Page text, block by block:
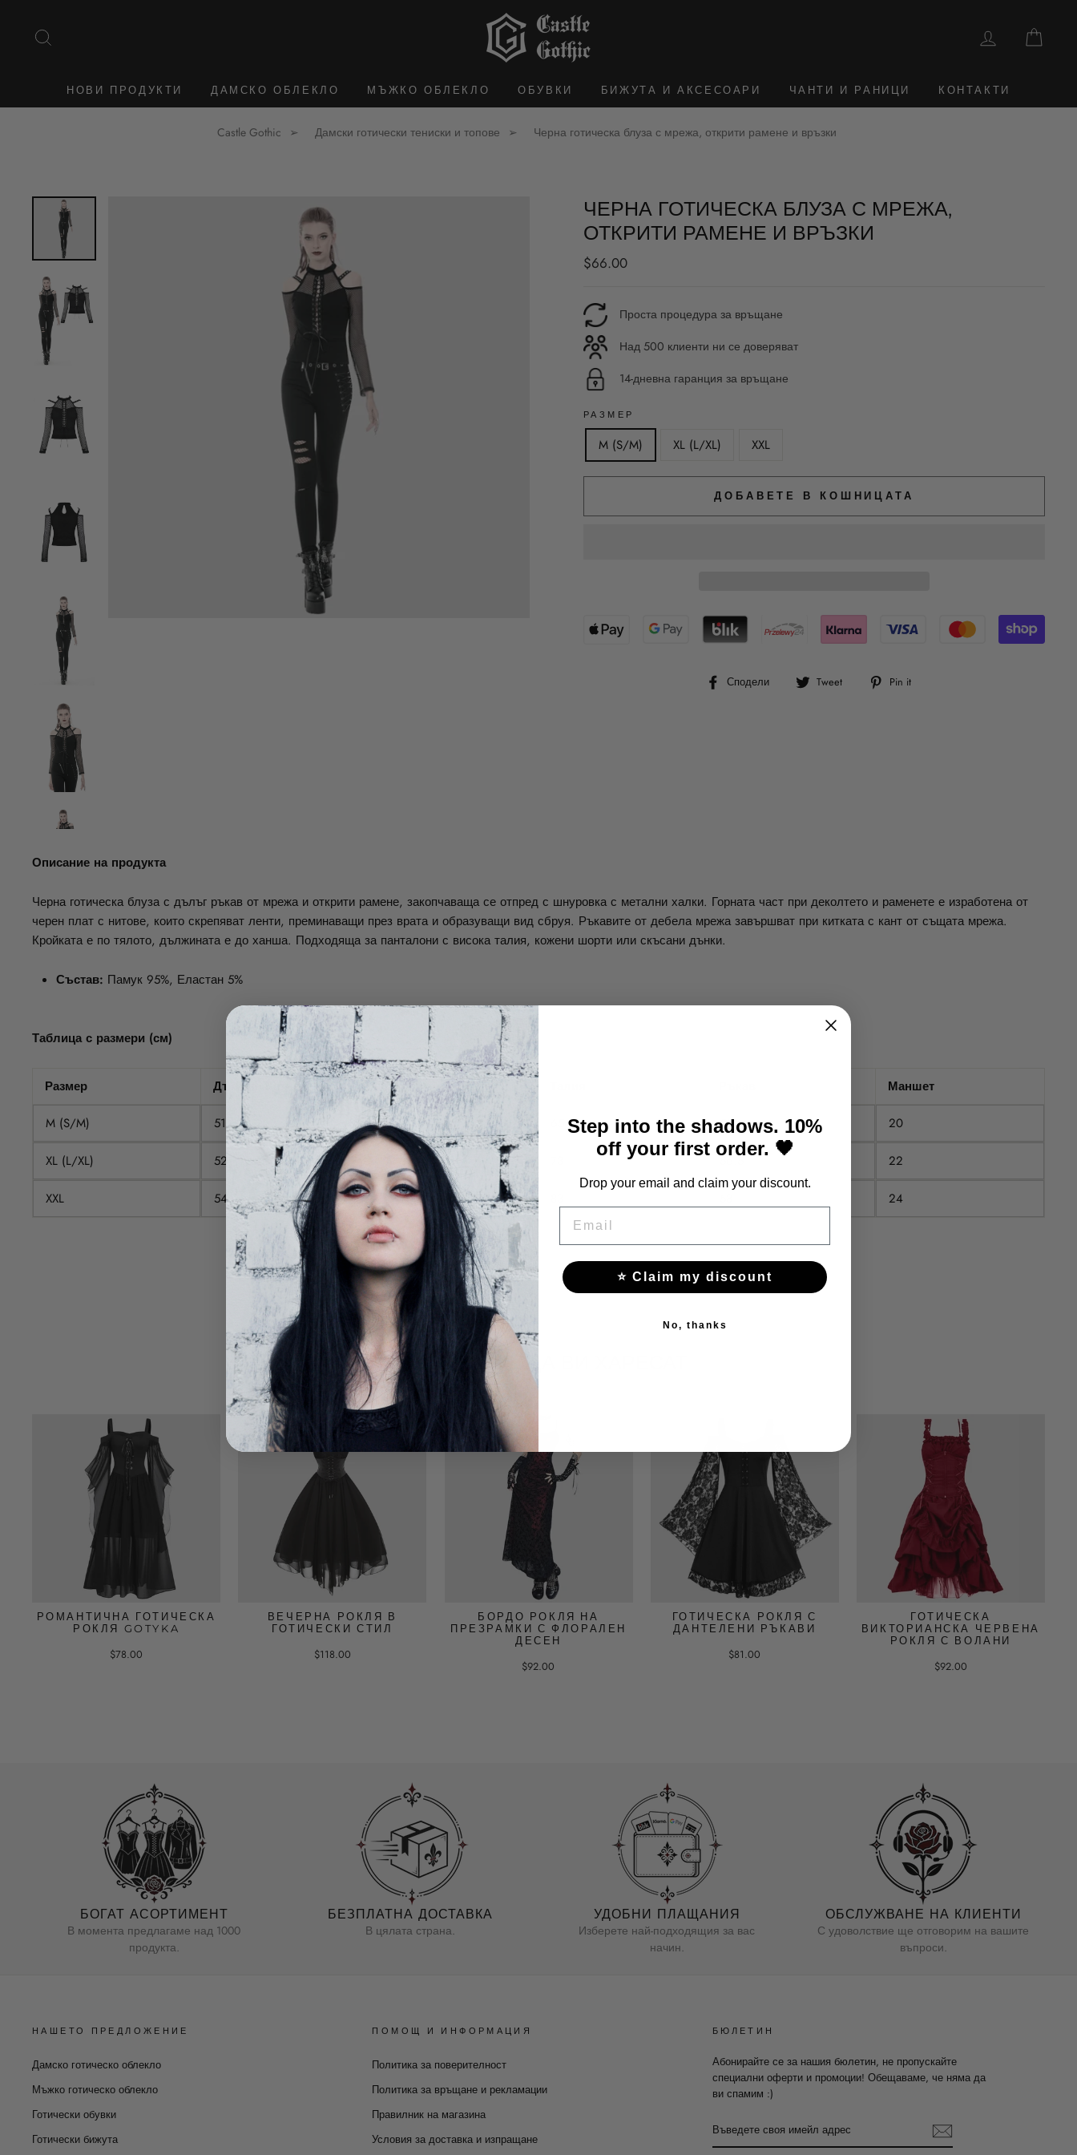
съдържанието
ВЛЕЗТЕ
НОВИ ПРОДУКТИ ДАМСКО ОБЛЕКЛО МЪЖКО ОБЛЕКЛО ОБУВКИ БИЖУТА И АКСЕСОАРИ ЧАНТИ И РАНИЦИ КОНТАКТИ
Castle Gothic Дамски готически тениски и топове Черна готическа блуза с мрежа, открити рамене и връзки
ЧЕРНА ГОТИЧЕСКА БЛУЗА С МРЕЖА,
ОТКРИТИ РАМЕНЕ И ВРЪЗКИ
Редовна
$66.00
Проста процедура за връщане
Над 500 клиенти ни се доверяват
14-дневна гаранция за връщане
РАЗМЕР
M (S/M) XL (L/XL) XXL
ДОБАВЕТЕ В КОШНИЦАТА
Сподели
СподелиTweet
Tweet Pin it
Описание на продукта
Черна готическа блуза с дълъг ръкав от мрежа и открити рамене, закопчаваща се отпред с шнуровка с метални халки. Горната част при деколтето и раменете е изработена от
черен плат с нитове, които скрепяват ленти, преминаващи през врата и образуващи вид сбруя. Ръкавите от дебела мрежа завършват при китката с кант от същата мрежа.
Кройката е по тялото, дължината е до ханша. Подходяща за панталони с висока талия, кожени шорти или скъсани дънки.
Състав: Памук 95%, Еластан 5%
Таблица с размери (см)
Размер Дължина гръб Гърди Маншет
M (S/M) 51 81 55 20
XL (L/XL) 52 56.5 22
XXL 54 99 24
СЪЩО МОЖЕ ДА ВИ ХАРЕСАТ
РОМАНТИЧНА ГОТИЧЕСКА
РОКЛЯ GOTYKA
$78.00
ВЕЧЕРНА РОКЛЯ В
ГОТИЧЕСКИ СТИЛ
$118.00
БОРДО РОКЛЯ НА
ПРЕЗРАМКИ С ФЛОРАЛЕН
ДЕСЕН
$92.00
ГОТИЧЕСКА РОКЛЯ С
ДАНТЕЛЕНИ РЪКАВИ
$81.00
ГОТИЧЕСКА
ВИКТОРИАНСКА ЧЕРВЕНА
РОКЛЯ С ВОЛАНИ
$92.00
БОГАТ АСОРТИМЕНТ
В момента предлагаме над 1000
продукта.
БЕЗПЛАТНА ДОСТАВКА
В цялата страна.
УДОБНИ ПЛАЩАНИЯ
Изберете най-подходящия за вас
начин.
ОБСЛУЖВАНЕ НА КЛИЕНТИ
С удоволствие ще отговорим на вашите
въпроси.
НАШЕТО ПРЕДЛОЖЕНИЕ
Дамско готическо облекло
Мъжко готическо облекло
Готически обувки
Готически бижута
ПОМОЩ И ИНФОРМАЦИЯ
Политика за поверителност
Политика за връщане и рекламации
Правилник на магазина
Условия за доставка и изпращане
БЮЛЕТИН
Абонирайте се за нашия бюлетин, не пропускайте
специални оферти и промоции! Обещаваме, че няма да
ви спамим :)
СВОЯ
Step into the shadows. 10%
off your first order. 🖤
Drop your email and claim your discount.
⭐ Claim my discount
No, thanks